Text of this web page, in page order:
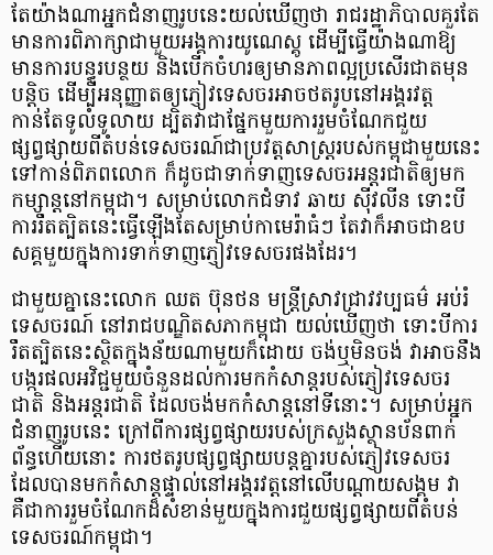
តែយ៉ាងណាអ្នកជំនាញរូបនេះយល់ឃើញថា រាជរដ្ឋាភិបាលគួរតែ
មានការពិភាក្សាជាមួយអង្គការយូណេស្គូ ដើម្បីធ្វើយ៉ាងណាឱ្យ
មានការបន្ធូរបន្ថយ និងបើកចំហរឲ្យមានភាពល្អប្រសើរជាតមុន
បន្តិច ដើម្បីអនុញ្ញាតឲ្យភ្ញៀវទេសចរអាចថតរូបនៅអង្គរវត្ត
កាន់តែទូលំទូលាយ ដ្បិតវាជាផ្នែកមួយការរួមចំណែកជួយ
ផ្សព្វផ្សាយពីតំបន់ទេសចរណ៍ជាប្រវត្តសាស្ត្ររបស់កម្ពុជាមួយនេះ
ទៅកាន់ពិភពលោក ក៏ដូចជាទាក់ទាញទេសចរអន្តរជាតិឲ្យមក
កម្សាន្តនៅកម្ពុជា។ សម្រាប់លោកជំទាវ ឆាយ ស៊ីវលីន ទោះបី
ការរឹតត្បិតនេះធ្វើឡើងតែសម្រាប់កាមេរ៉ាធំៗ តែវាក៏អាចជាឧប
សគ្គមួយក្នុងការទាក់ទាញភ្ញៀវទេសចរផងដែរ។
ជាមួយគ្នានេះលោក ឈត ប៊ុនថន មន្ត្រីស្រាវជ្រាវវប្បធម៌ អប់រំ
ទេសចរណ៍ នៅរាជបណ្ឌិតសភាកម្ពុជា យល់ឃើញថា ទោះបីការ
រឹតត្បិតនេះស្ថិតក្នុងន័យណាមួយក៏ដោយ ចង់ឬមិនចង់ វាអាចនឹង
បង្ករផលអវិជ្ជមួយចំនួនដល់ការមកកំសាន្តរបស់ភ្ញៀវទេសចរ
ជាតិ និងអន្តរជាតិ ដែលចង់មកកំសាន្តនៅទីនោះ។ សម្រាប់អ្នក
ជំនាញរូបនេះ ក្រៅពីការផ្សព្វផ្សាយរបស់ក្រសួងស្ថានប័នពាក់
ព័ន្ធហើយនោះ ការថតរូបផ្សព្វផ្សាយបន្តគ្នារបស់ភ្ញៀវទេសចរ
ដែលបានមកកំសាន្តផ្ទាល់នៅអង្គរវត្តនៅលើបណ្តាយសង្គម វា
គឺជាការរួមចំណែកដ៏សំខាន់មួយក្នុងការជួយផ្សព្វផ្សាយពីតំបន់
ទេសចរណ៍កម្ពុជា។